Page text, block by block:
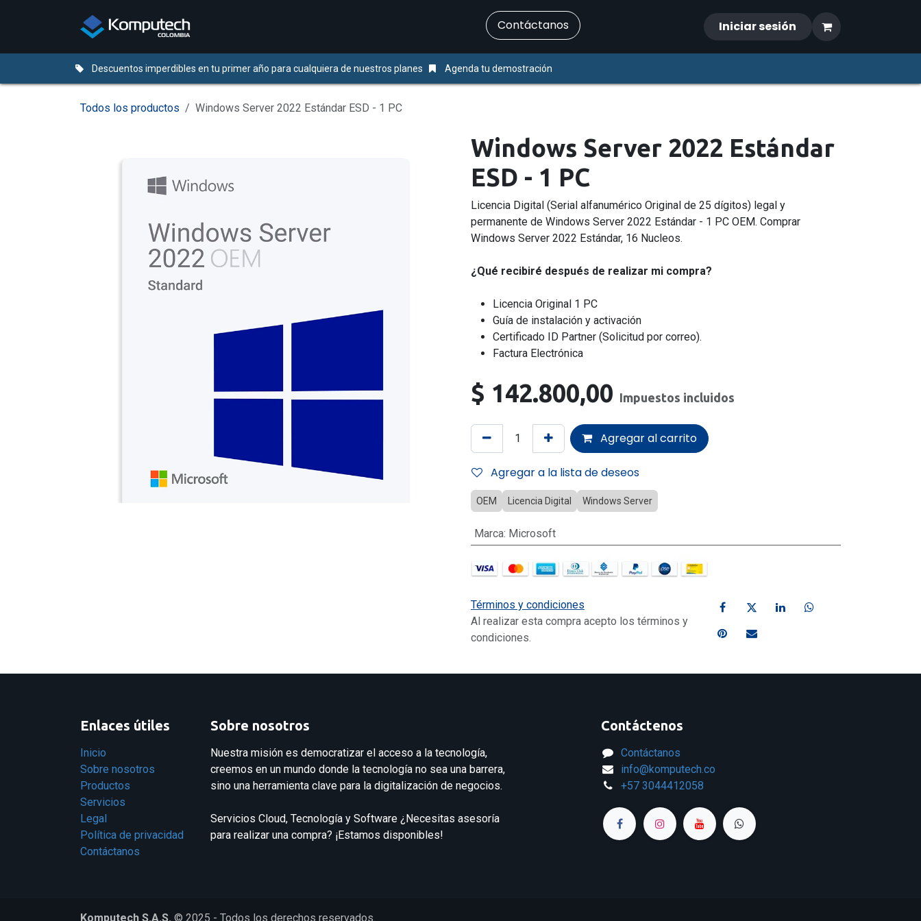
​Contáctanos Iniciar sesión
Descuentos imperdibles en tu primer año para cualquiera de nuestros planes Agenda tu demostración
Todos los productos Windows Server 2022 Estándar ESD - 1 PC
Windows Server 2022 Estándar
ESD - 1 PC
Licencia Digital (Serial alfanumérico Original de 25 dígitos) legal y
permanente de Windows Server 2022 Estándar - 1 PC OEM. Comprar
Windows Server 2022 Estándar, 16 Nucleos.
¿Qué recibiré después de realizar mi compra?
Licencia Original 1 PC
Guía de instalación y activación
Certificado ID Partner (Solicitud por correo).
Factura Electrónica
$ 142.800,00 Impuestos incluidos
Agregar al carrito
Agregar a la lista de deseos
OEM Licencia Digital Windows Server
Marca: Microsoft
Términos y condiciones
Al realizar esta compra acepto los términos y
condiciones.
Enlaces útiles
Inicio
Sobre nosotros
Productos
Servicios
Legal
Política de privacidad
Contáctanos
Sobre nosotros
Nuestra misión es democratizar el acceso a la tecnología,
creemos en un mundo donde la tecnología no sea una barrera,
sino una herramienta clave para la digitalización de negocios.
Servicios Cloud, Tecnología y Software ¿Necesitas asesoría
para realizar una compra? ¡Estamos disponibles!
Contáctenos
Contáctanos
info@komputech.co
+57 3044412058
Komputech S.A.S. © 2025 - Todos los derechos reservados.